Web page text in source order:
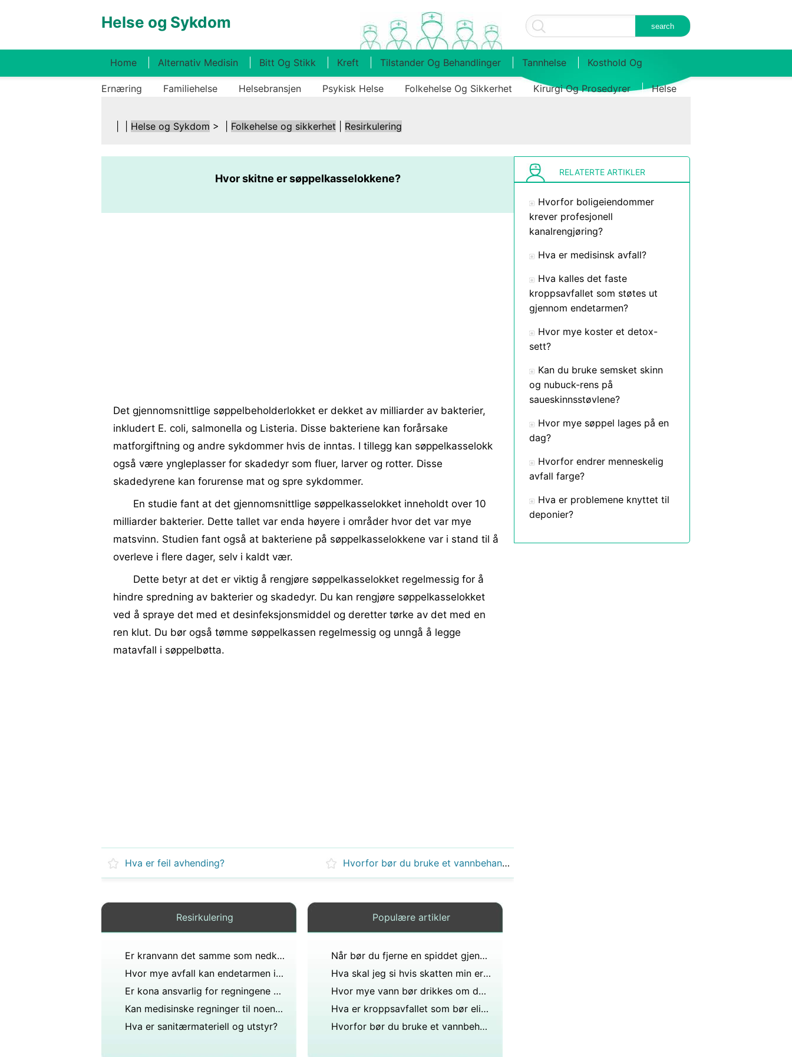
Helse og Sykdom
Home Alternativ Medisin Bitt Og Stikk Kreft Tilstander Og Behandlinger Tannhelse Kosthold Og
Ernæring Familiehelse Helsebransjen Psykisk Helse Folkehelse Og Sikkerhet Kirurgi Og Prosedyrer Helse
Helse og Sykdom > | Folkehelse og sikkerhet Resirkulering
Hvor skitne er søppelkasselokkene?
Det gjennomsnittlige søppelbeholderlokket er dekket av milliarder av bakterier,
inkludert E. coli, salmonella og Listeria. Disse bakteriene kan forårsake
matforgiftning og andre sykdommer hvis de inntas. I tillegg kan søppelkasselokk
også være yngleplasser for skadedyr som fluer, larver og rotter. Disse
skadedyrene kan forurense mat og spre sykdommer.
En studie fant at det gjennomsnittlige søppelkasselokket inneholdt over 10
milliarder bakterier. Dette tallet var enda høyere i områder hvor det var mye
matsvinn. Studien fant også at bakteriene på søppelkasselokkene var i stand til å
overleve i flere dager, selv i kaldt vær.
Dette betyr at det er viktig å rengjøre søppelkasselokket regelmessig for å
hindre spredning av bakterier og skadedyr. Du kan rengjøre søppelkasselokket
ved å spraye det med et desinfeksjonsmiddel og deretter tørke av det med en
ren klut. Du bør også tømme søppelkassen regelmessig og unngå å legge
matavfall i søppelbøtta.
Hva er feil avhending? Hvorfor bør du bruke et vannbehandlingssystem for hele huset?
Resirkulering
Er kranvann det samme som nedkjølt vann?
Hvor mye avfall kan endetarmen inneholde?
Er kona ansvarlig for regningene hans til å forlate mannen?
Kan medisinske regninger til noen som er skadet på eiendommen din dekkes av huseierforsikring?
Hva er sanitærmateriell og utstyr?
Populære artikler
Når bør du fjerne en spiddet gjenstand?
Hva skal jeg si hvis skatten min er en slyngepose?
Hvor mye vann bør drikkes om dagen?
Hva er kroppsavfallet som bør elimineres?
Hvorfor bør du bruke et vannbehandlingssystem for hele huset?
RELATERTE ARTIKLER
Hvorfor boligeiendommer
krever profesjonell
kanalrengjøring?
Hva er medisinsk avfall?
Hva kalles det faste
kroppsavfallet som støtes ut
gjennom endetarmen?
Hvor mye koster et detox-
sett?
Kan du bruke semsket skinn
og nubuck-rens på
saueskinnsstøvlene?
Hvor mye søppel lages på en
dag?
Hvorfor endrer menneskelig
avfall farge?
Hva er problemene knyttet til
deponier?